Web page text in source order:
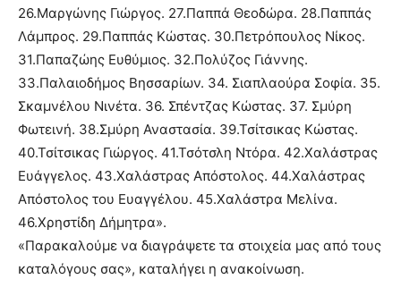
26.Μαργώνης Γιώργος. 27.Παππά Θεοδώρα. 28.Παππάς
Λάμπρος. 29.Παππάς Κώστας. 30.Πετρόπουλος Νίκος.
31.Παπαζώης Ευθύμιος. 32.Πολύζος Γιάννης.
33.Παλαιοδήμος Βησσαρίων. 34. Σιαπλαούρα Σοφία. 35.
Σκαμνέλου Νινέτα. 36. Σπέντζας Κώστας. 37. Σμύρη
Φωτεινή. 38.Σμύρη Αναστασία. 39.Τσίτσικας Κώστας.
40.Τσίτσικας Γιώργος. 41.Τσότσλη Ντόρα. 42.Χαλάστρας
Ευάγγελος. 43.Χαλάστρας Απόστολος. 44.Χαλάστρας
Απόστολος του Ευαγγέλου. 45.Χαλάστρα Μελίνα.
46.Χρηστίδη Δήμητρα».
«Παρακαλούμε να διαγράψετε τα στοιχεία μας από τους
καταλόγους σας», καταλήγει η ανακοίνωση.